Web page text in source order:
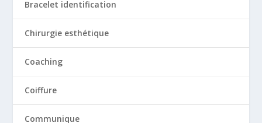
Bracelet identification
Chirurgie esthétique
Coaching
Coiffure
Communique